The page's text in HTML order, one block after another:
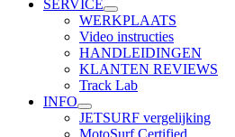
SERVICE
WERKPLAATS
Video instructies
HANDLEIDINGEN
KLANTEN REVIEWS
Track Lab
INFO
JETSURF vergelijking
MotoSurf Certified